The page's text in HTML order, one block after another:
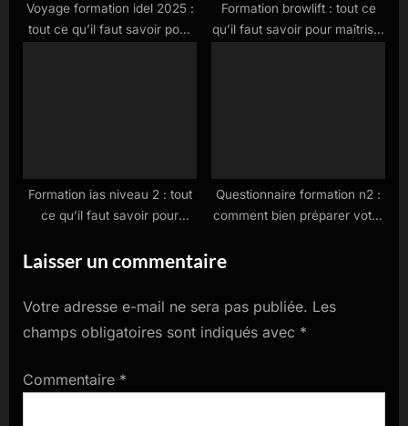
Voyage formation idel 2025 :
tout ce qu’il faut savoir pour
Formation browlift : tout ce
qu’il faut savoir pour maîtriser
Formation ias niveau 2 : tout
ce qu’il faut savoir pour
Questionnaire formation n2 :
comment bien préparer votre
Laisser un commentaire
Votre adresse e-mail ne sera pas publiée. Les
champs obligatoires sont indiqués avec *
Commentaire *